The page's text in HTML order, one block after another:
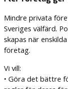
Mindre privata
Sveriges välfärd.
skapas när
företag.
Vi vill:
• Göra det bättre